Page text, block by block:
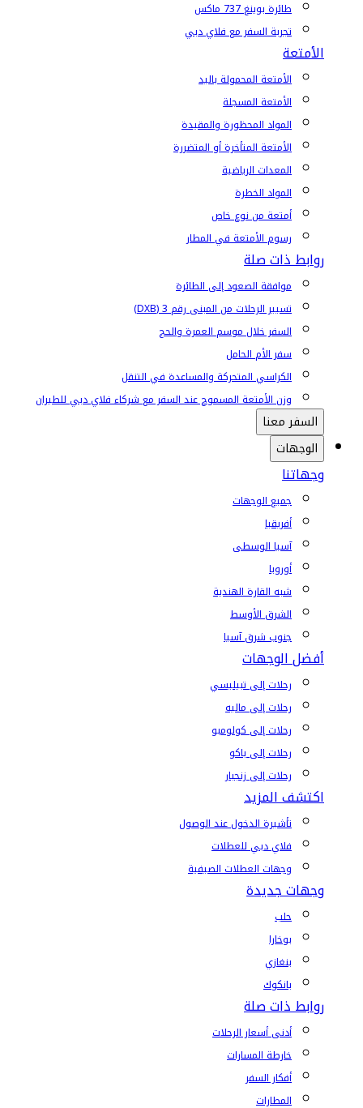
طائرة بوينغ 737 ماكس
تجربة السفر مع فلاي دبي
الأمتعة
الأمتعة المحمولة باليد
الأمتعة المسجلة
المواد المحظورة والمقيدة
الأمتعة المتأخرة أو المتضررة
المعدات الرياضية
المواد الخطرة
أمتعة من نوع خاص
رسوم الأمتعة في المطار
روابط ذات صلة
موافقة الصعود إلى الطائرة
تسيير الرحلات من المبنى رقم 3 (DXB)
السفر خلال موسم العمرة والحج
سفر الأم الحامل
الكراسي المتحركة والمساعدة في التنقل
وزن الأمتعة المسموح عند السفر مع شركاء فلاي دبي للطيران
السفر معنا
الوجهات
وجهاتنا
جميع الوجهات
أفريقيا
آسيا الوسطى
أوروبا
شبه القارة الهندية
الشرق الأوسط
جنوب شرق آسيا
أفضل الوجهات
رحلات إلى تبيليسي
رحلات إلى ماليه
رحلات إلى كولومبو
رحلات إلى باكو
رحلات إلى زنجبار
اكتشف المزيد
تأشيرة الدخول عند الوصول
فلاي دبي للعطلات
وجهات العطلات الصيفية
وجهات جديدة
حلب
بوخارا
بنغازي
بانكوك
روابط ذات صلة
أدنى أسعار الرحلات
خارطة المسارات
أفكار السفر
المطارات